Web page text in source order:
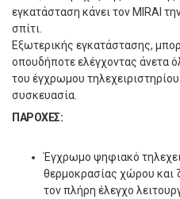
εγκατάσταση κάνει τον MIRAI
σπίτι.
Εξωτερικής εγκατάστασης,
οπουδήποτε ελέγχοντας άνετα
του έγχρωμου
συσκευασία.
ΠΑΡΟΧΕΣ:
Έγχρωμο ψηφιακό
θερμοκρασίας χώρου και
τον πλήρη έλεγχο